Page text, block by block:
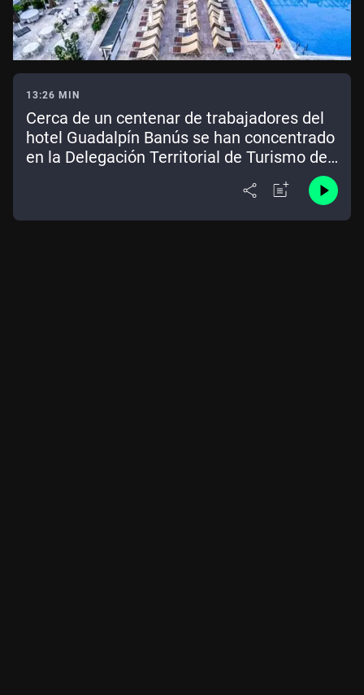
13:26 MIN
Cerca de un centenar de trabajadores del
hotel Guadalpín Banús se han concentrado
en la Delegación Territorial de Turismo de